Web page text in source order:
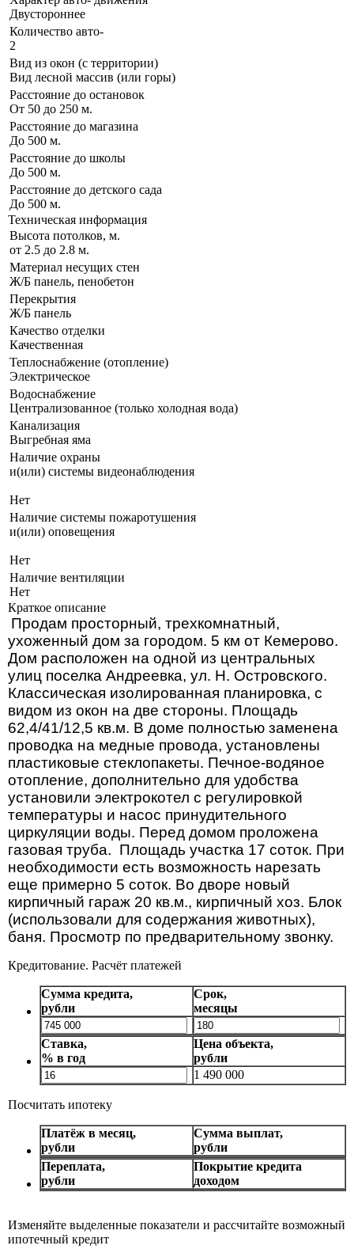
Двустороннее
Количество авто-
2
Вид из окон (с территории)
Вид лесной массив (или горы)
Расстояние до остановок
От 50 до 250 м.
Расстояние до магазина
До 500 м.
Расстояние до школы
До 500 м.
Расстояние до детского сада
До 500 м.
Техническая информация
Высота потолков, м.
от 2.5 до 2.8 м.
Материал несущих стен
Ж/Б панель, пенобетон
Перекрытия
Ж/Б панель
Качество отделки
Качественная
Теплоснабжение (отопление)
Электрическое
Водоснабжение
Централизованное (только холодная вода)
Канализация
Выгребная яма
Наличие охраны
и(или) системы видеонаблюдения
Нет
Наличие системы пожаротушения
и(или) оповещения
Нет
Наличие вентиляции
Нет
Краткое описание
Продам просторный, трехкомнатный,
ухоженный дом за городом. 5 км от Кемерово.
Дом расположен на одной из центральных
улиц поселка Андреевка, ул. Н. Островского.
Классическая изолированная планировка, с
видом из окон на две стороны. Площадь
62,4/41/12,5 кв.м. В доме полностью заменена
проводка на медные провода, установлены
пластиковые стеклопакеты. Печное-водяное
отопление, дополнительно для удобства
установили электрокотел с регулировкой
температуры и насос принудительного
циркуляции воды. Перед домом проложена
газовая труба. Площадь участка 17 соток. При
необходимости есть возможность нарезать
еще примерно 5 соток. Во дворе новый
кирпичный гараж 20 кв.м., кирпичный хоз. Блок
(использовали для содержания животных),
баня. Просмотр по предварительному звонку.
Кредитование. Расчёт платежей
Сумма кредита,
рубли
Срок,
месяцы
Ставка,
% в год
Цена объекта,
рубли
1 490 000
Посчитать ипотеку
Платёж в месяц,
рубли
Сумма выплат,
рубли
Переплата,
рубли
Покрытие кредита
доходом
Изменяйте выделенные показатели и рассчитайте возможный
ипотечный кредит